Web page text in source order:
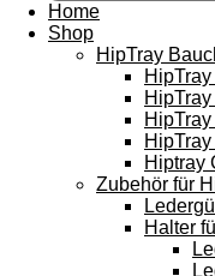
Home
Shop
HipTray
Hiptray
Zubehör für
Halter